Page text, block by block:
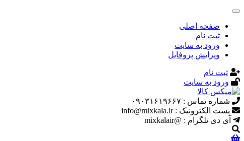
صفحه اصلی
ثبت نام
ورود به سایت
ویرایش پروفایل
ثبت نام
ورود به سایت
شماره تماس : ۰۹۰۳۱۶۱۹۶۶۷
پست الکترونیک : info@mixkala.ir
آی دی تلگرام : @mixkalair